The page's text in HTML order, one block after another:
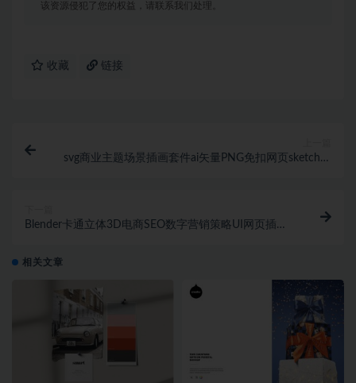
该资源侵犯了您的权益，请联系我们处理。
收藏 链接
svg商业主题场景插画套件ai矢量PNG免扣网页sketch设
Blender卡通立体3D电商SEO数字营销策略UI网页插图
相关文章